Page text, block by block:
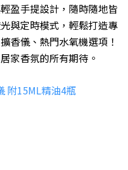
盈手提設計，隨時隨地皆
與定時模式，輕鬆打造專
香儀、熱門水氧機選項！
家香氛的所有期待。